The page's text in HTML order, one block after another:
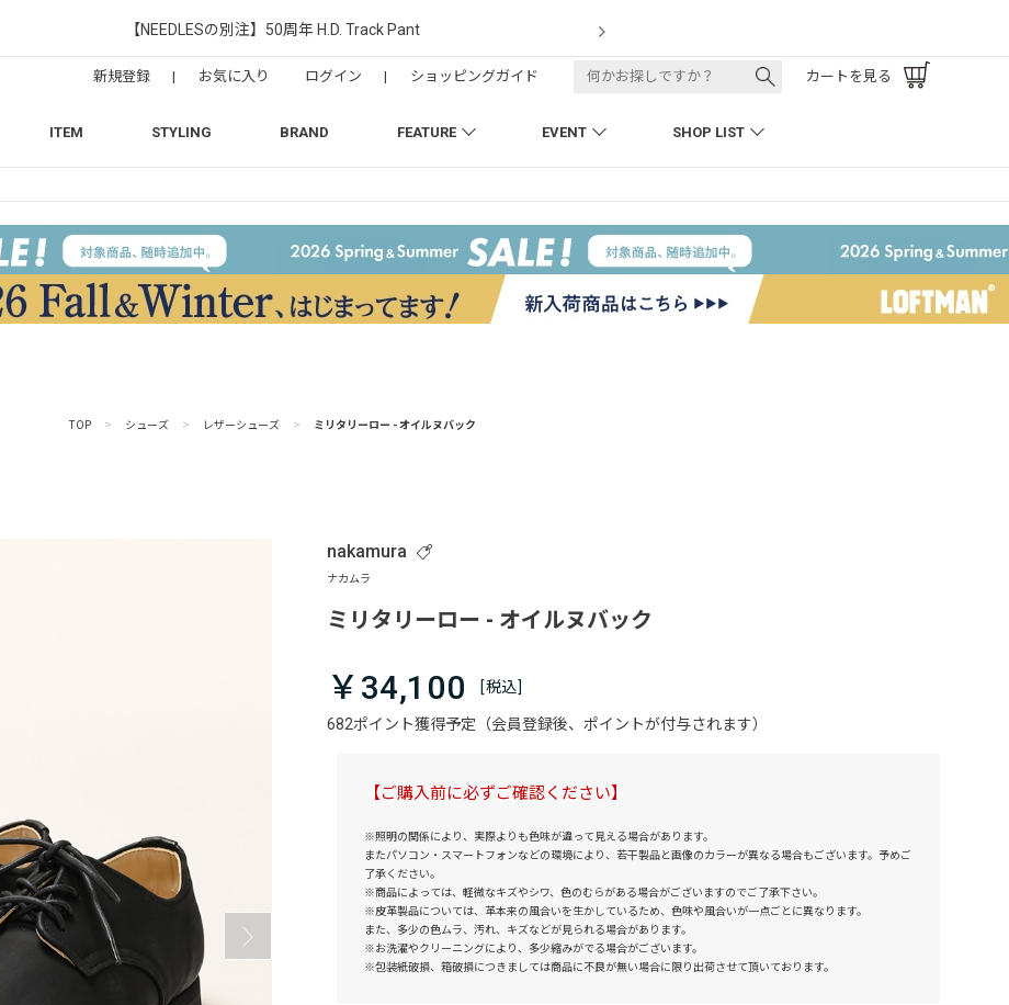
【NEEDLESの別注】50周年 H.D. Track Pant
ITEM STYLING BRAND FEATURE EVENT SHOP LIST
新規登録 | お気に入り ログイン | ショッピングガイド カートを見る
TOP > シューズ > レザーシューズ > ミリタリーロー - オイルヌバック
nakamura
ミリタリーロー - オイルヌバック
682ポイント獲得予定（会員登録後、ポイントが付与されます）
￥34,100
【ご購入前に必ずご確認ください】
※照明の関係により、実際よりも色味が違って見える場合があります。
またパソコン・スマートフォンなどの環境により、若干製品と画像のカラーが異なる場合もございます。予めご
了承ください。
※商品によっては、軽微なキズやシワ、色のむらがある場合がございますのでご了承下さい。
※皮革製品については、革本来の風合いを生かしているため、色味や風合いが一点ごとに異なります。
また、多少の色ムラ、汚れ、キズなどが見られる場合があります。
※お洗濯やクリーニングにより、多少縮みがでる場合がございます。
※包装紙破損、箱破損につきましては商品に不良が無い場合に限り出荷させて頂いております。